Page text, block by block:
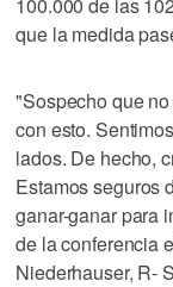
que la medida
"Sospecho que
con esto.
lados. De hecho,
Estamos seguros
ganar-ganar para
de la conferencia
Niederhauser, R-